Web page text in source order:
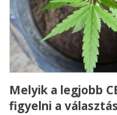
Melyik a legjobb
figyelni a